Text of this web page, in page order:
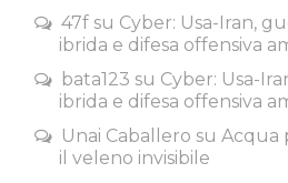
47f su Cyber: Usa-Iran,
ibrida e difesa offensiva
bata123 su Cyber: Usa-
ibrida e difesa offensiva
Unai Caballero su Acqua
il veleno invisibile